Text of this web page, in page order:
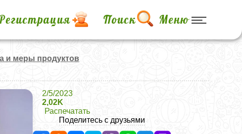
Поиск Меню
и меры продуктов
2/5/2023
2,02K
Распечатать
Поделитесь с друзьями